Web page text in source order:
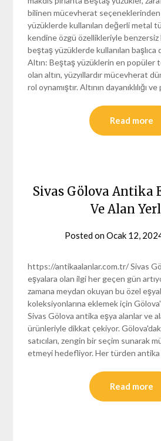
bilinen mücevherat seçeneklerinden
yüzüklerde kullanılan değerli metal
kendine özgü özellikleriyle benzersiz
beştaş yüzüklerde kullanılan
Altın: Beştaş yüzüklerin en popüler
olan altın, yüzyıllardır mücevherat
rol oynamıştır. Altının dayanıklılığı
Read more
Sivas Gölova Antika
Ve Alan
Posted onOcak 12,
https://antikaalanlar.com.tr/ Sivas
eşyalara olan ilgi her geçen gün
zamana meydan okuyan bu özel
koleksiyonlarına eklemek için
Sivas Gölova antika eşya alanlar ve
ürünleriyle dikkat çekiyor.
satıcıları, zengin bir seçim sunarak
etmeyi hedefliyor. Her türden antika
Read more